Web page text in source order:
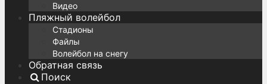
Видео
Пляжный волейбол
Стадионы
Файлы
Волейбол на снегу
Обратная связь
Поиск